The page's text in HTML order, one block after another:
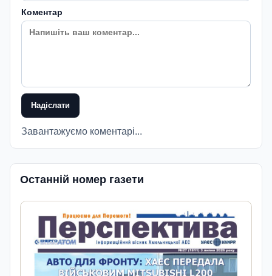
Коментар
Надіслати
Завантажуємо коментарі...
Останній номер газети